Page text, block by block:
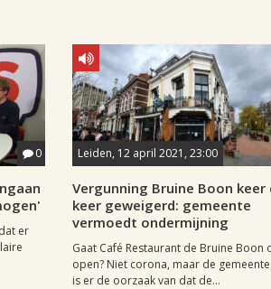
0
er
Leiden, 12 april 2021, 23:00
Vergunning Bruine Boon keer
keer geweigerd: gemeente
vermoedt ondermijning
Gaat Café Restaurant de Bruine Boon
open? Niet corona, maar de
is er de oorzaak van dat de...